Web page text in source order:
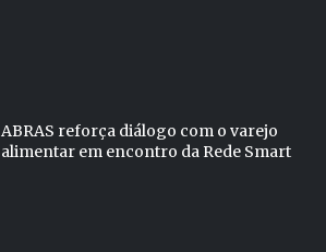
ABRAS reforça diálogo com o varejo
alimentar em encontro da Rede Smart